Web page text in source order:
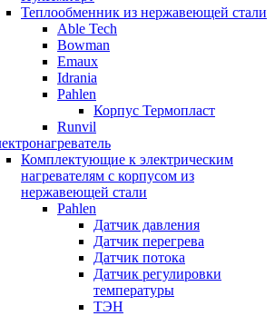
Теплообменник из нержавеющей стали
Able Tech
Bowman
Emaux
Idrania
Pahlen
Корпус Термопласт
Runvil
Комплектующие к электрическим
нагревателям с корпусом из
нержавеющей стали
Pahlen
Датчик давления
Датчик перегрева
Датчик потока
Датчик регулировки
температуры
ТЭН